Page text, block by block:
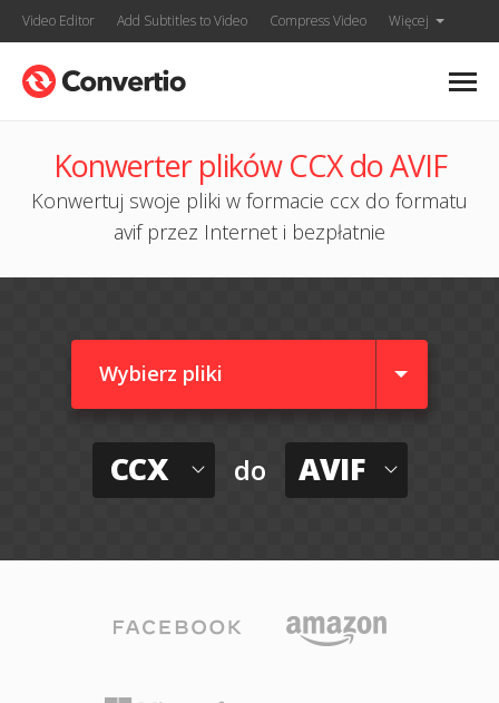
Video Editor Add Subtitles to Video Compress Video Więcej
Konwerter plików CCX do AVIF
Konwertuj swoje pliki w formacie ccx do formatu
avif przez Internet i bezpłatnie
Wybierz pliki
CCX do AVIF